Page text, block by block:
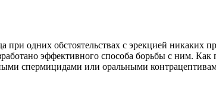
при одних обстоятельствах с эрекцией
эффективного способа борьбы с ним. Как
спермицидами или оральными